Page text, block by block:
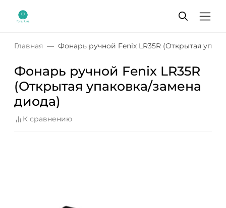
Главная Фонарь ручной Fenix ​​LR35R (Открытая
Фонарь ручной Fenix ​​LR35R
(Открытая упаковка/замена
диода)
К сравнению